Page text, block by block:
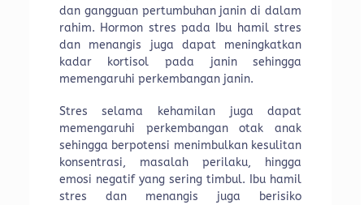
dan gangguan pertumbuhan janin di dalam
rahim. Hormon stres pada Ibu hamil stres
dan menangis juga dapat meningkatkan
kadar kortisol pada janin sehingga
memengaruhi perkembangan janin.
Stres selama kehamilan juga dapat
memengaruhi perkembangan otak anak
sehingga berpotensi menimbulkan kesulitan
konsentrasi, masalah perilaku, hingga
emosi negatif yang sering timbul. Ibu hamil
stres dan menangis juga berisiko